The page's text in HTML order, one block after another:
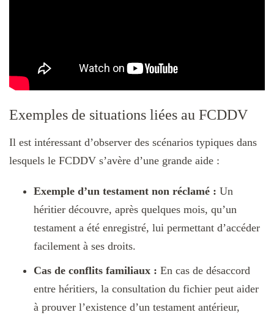
Exemples de situations liées au FCDDV
Il est intéressant d’observer des scénarios typiques dans
lesquels le FCDDV s’avère d’une grande aide :
Exemple d’un testament non réclamé : Un
héritier découvre, après quelques mois, qu’un
testament a été enregistré, lui permettant d’accéder
facilement à ses droits.
Cas de conflits familiaux : En cas de désaccord
entre héritiers, la consultation du fichier peut aider
à prouver l’existence d’un testament antérieur,